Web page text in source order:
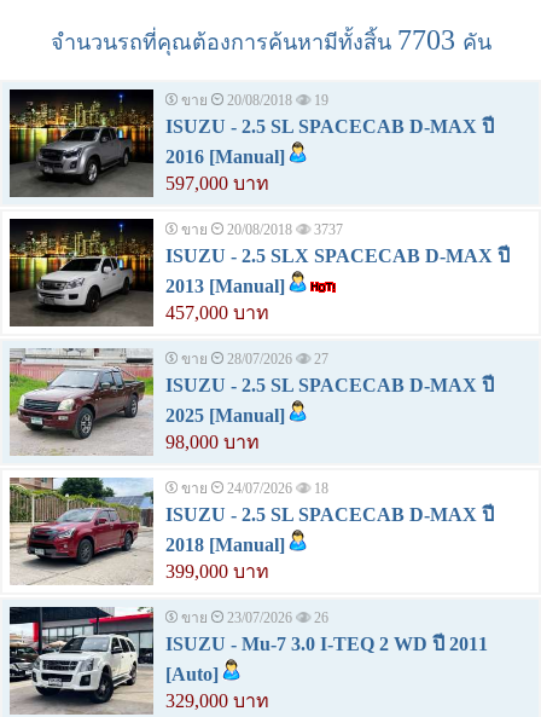
จำนวนรถที่คุณต้องการค้นหามีทั้งสิ้น 7703 คัน
ขาย 20/08/2018 19
ISUZU - 2.5 SL SPACECAB D-MAX ปี
2016 [Manual]
597,000 บาท
ขาย 20/08/2018 3737
ISUZU - 2.5 SLX SPACECAB D-MAX ปี
2013 [Manual]
457,000 บาท
ขาย 28/07/2026 27
ISUZU - 2.5 SL SPACECAB D-MAX ปี
2025 [Manual]
98,000 บาท
ขาย 24/07/2026 18
ISUZU - 2.5 SL SPACECAB D-MAX ปี
2018 [Manual]
399,000 บาท
ขาย 23/07/2026 26
ISUZU - Mu-7 3.0 I-TEQ 2 WD ปี 2011
[Auto]
329,000 บาท